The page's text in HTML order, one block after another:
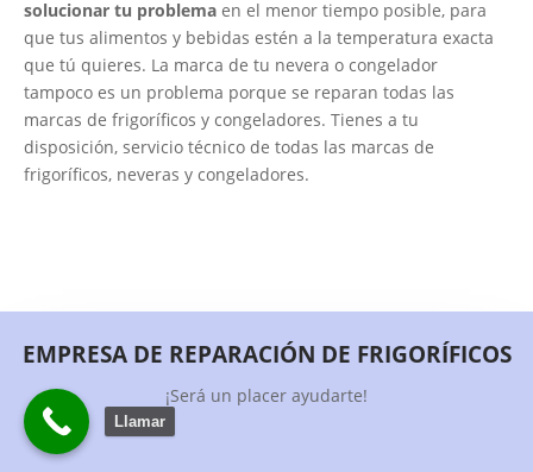
solucionar tu problema en el menor tiempo posible, para
que tus alimentos y bebidas estén a la temperatura exacta
que tú quieres. La marca de tu nevera o congelador
tampoco es un problema porque se reparan todas las
marcas de frigoríficos y congeladores. Tienes a tu
disposición, servicio técnico de todas las marcas de
frigoríficos, neveras y congeladores.
EMPRESA DE REPARACIÓN DE FRIGORÍFICOS
¡Será un placer ayudarte!
Llamar